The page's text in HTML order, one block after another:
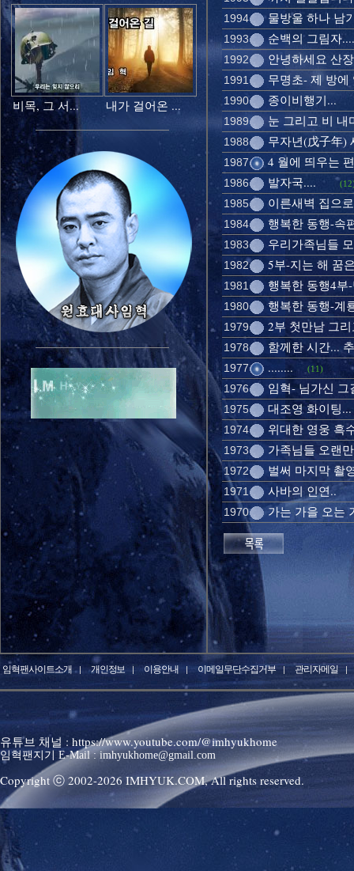
비목, 그 서... 내가 걸어온 ...
1994 물방울 하나 남
1993 순백의 그림자
1992 안녕하세요 산
1991 무명초- 제 방
1990 종이비행기...
1989 눈 그리고 비 내
1988 무자년(戊子年)
1987 4 월에 띄우는
1986 발자국....
1985 이른새벽 집으
1984 행복한 동행-속
1983 우리가족님들
1982 5부-지는 해 꿈
1981 행복한 동행4부
1980 행복한 동행-계
1979 2부 첫만남 그
1978 함께한 시간...
1977 ........ (11)
1976 임혁- 님가신 그
1975 대조영 화이팅...
1974 위대한 영웅 흑
1973 가족님들 오랜
1972 벌써 마지막 촬
1971 사바의 인연..
1970 가는 가을 오는
임혁팬사이트소개 개인정보 이용안내 이메일무단수집거부 관리자메일
유튜브 채널 : https://www.youtube.com/@imhyukhome
임혁팬지기 E-Mail : imhyukhome@gmail.com
Copyright ⓒ 2002-2026 IMHYUK.COM,All rights reserved.